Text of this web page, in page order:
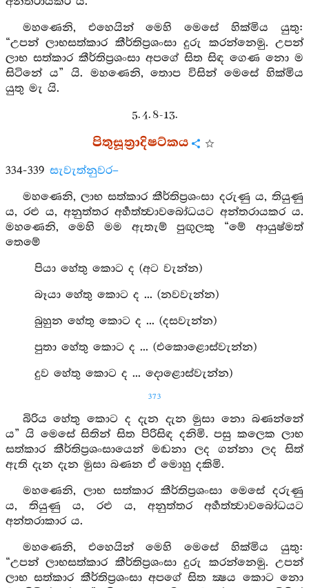
මහණෙනි, එහෙයින් මෙහි මෙසේ හික්මිය යුතු:
“උපන් ලාභසත්කාර කීර්තිප්‍රශංසා දුරු කරන්නෙමු. උපන්
ලාභ සත්කාර කීර්තිප්‍රශංසා අපගේ සිත සිඳ ගෙණ නො ම
සිටිනේ ය” යි. මහණෙනි, තොප විසින් මෙසේ හික්මිය
යුතු මැ යි.
5. 4. 8-13.
පිතුසූත්‍රාදිෂට්කය
334-339 සැවැත්නුවර–
මහණෙනි, ලාභ සත්කාර කීර්තිප්‍රශංසා දරුණු ය, තියුණු
ය, රළු ය, අනුත්තර අර්‍හත්ත්‍වාවබෝධයට අන්තරායකර ය.
මහණෙනි, මෙහි මම ඇතැම් පුඟුලකු “මේ ආයුෂ්මත්
තෙමේ
පියා හේතු කොට ද (අට වැන්න)
බෑයා හේතු කොට ද ... (නවවැන්න)
බුහුන හේතු කොට ද ... (දසවැන්න)
පුතා හේතු කොට ද ... (එකොළොස්වැන්න)
දුව හේතු කොට ද ... දොළොස්වැන්න)
373
බිරිය හේතු කොට ද දැන දැන මුසා නො බණන්නේ
ය” යි මෙසේ සිතින් සිත පිරිසිඳ දනිමි. පසු කලෙක ලාභ
සත්කාර කීර්තිප්‍රශංසායෙන් මඬනා ලද ගන්නා ලද සිත්
ඇති දැන දැන මුසා බණන ඒ මොහු දකිමි.
මහණෙනි, ලාභ සත්කාර කීර්තිප්‍රශංසා මෙසේ දරුණු
ය, තියුණු ය, රළු ය, අනුත්තර අර්‍හත්ත්‍වාවබෝධයට
අන්තරාකාර ය.
මහණෙනි, එහෙයින් මෙහි මෙසේ හික්මිය යුතු:
“උපන් ලාභසත්කාර කීර්තිප්‍රශංසා දුරු කරන්නෙමු. උපන්
ලාභ සත්කාර කීර්තිප්‍රශංසා අපගේ සිත ක්‍ෂය කොට නො